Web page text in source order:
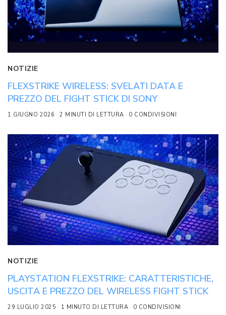
NOTIZIE
FLEXSTRIKE WIRELESS: SVELATI DATA E
PREZZO DEL FIGHT STICK DI SONY
1 GIUGNO 2026 2 MINUTI DI LETTURA 0 CONDIVISIONI
NOTIZIE
PLAYSTATION FLEXSTRIKE: CARATTERISTICHE,
USCITA E PREZZO DEL WIRELESS FIGHT STICK
29 LUGLIO 2025 1 MINUTO DI LETTURA 0 CONDIVISIONI